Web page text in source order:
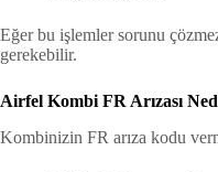
Eğer bu işlemler sorunu
gerekebilir.
Airfel Kombi FR Arızası
Kombinizin FR arıza kodu